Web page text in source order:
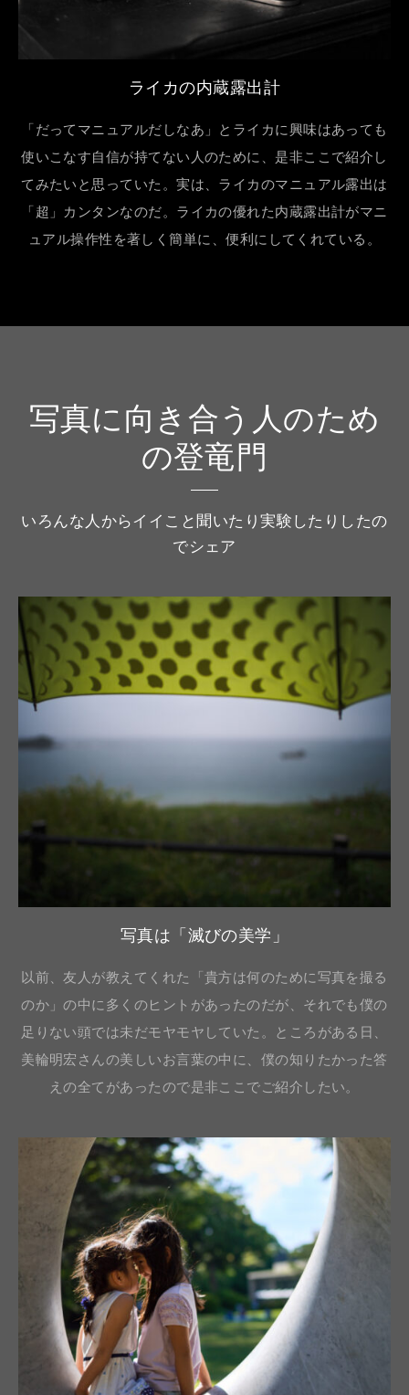
ライカの内蔵露出計
「だってマニュアルだしなあ」とライカに興味はあっても
使いこなす自信が持てない人のために、是非ここで紹介し
てみたいと思っていた。実は、ライカのマニュアル露出は
「超」カンタンなのだ。ライカの優れた内蔵露出計がマニ
ュアル操作性を著しく簡単に、便利にしてくれている。
写真に向き合う人のため
の登竜門
いろんな人からイイこと聞いたり実験したりしたの
でシェア
写真は「滅びの美学」
以前、友人が教えてくれた「貴方は何のために写真を撮る
のか」の中に多くのヒントがあったのだが、それでも僕の
足りない頭では未だモヤモヤしていた。ところがある日、
美輪明宏さんの美しいお言葉の中に、僕の知りたかった答
えの全てがあったので是非ここでご紹介したい。